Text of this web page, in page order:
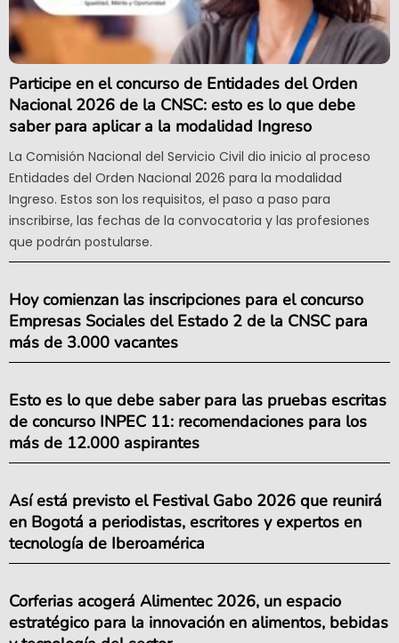
Participe en el concurso de Entidades del Orden
Nacional 2026 de la CNSC: esto es lo que debe
saber para aplicar a la modalidad Ingreso
La Comisión Nacional del Servicio Civil dio inicio al proceso
Entidades del Orden Nacional 2026 para la modalidad
Ingreso. Estos son los requisitos, el paso a paso para
inscribirse, las fechas de la convocatoria y las profesiones
que podrán postularse.
Hoy comienzan las inscripciones para el concurso
Empresas Sociales del Estado 2 de la CNSC para
más de 3.000 vacantes
Esto es lo que debe saber para las pruebas escritas
de concurso INPEC 11: recomendaciones para los
más de 12.000 aspirantes
Así está previsto el Festival Gabo 2026 que reunirá
en Bogotá a periodistas, escritores y expertos en
tecnología de Iberoamérica
Corferias acogerá Alimentec 2026, un espacio
estratégico para la innovación en alimentos, bebidas